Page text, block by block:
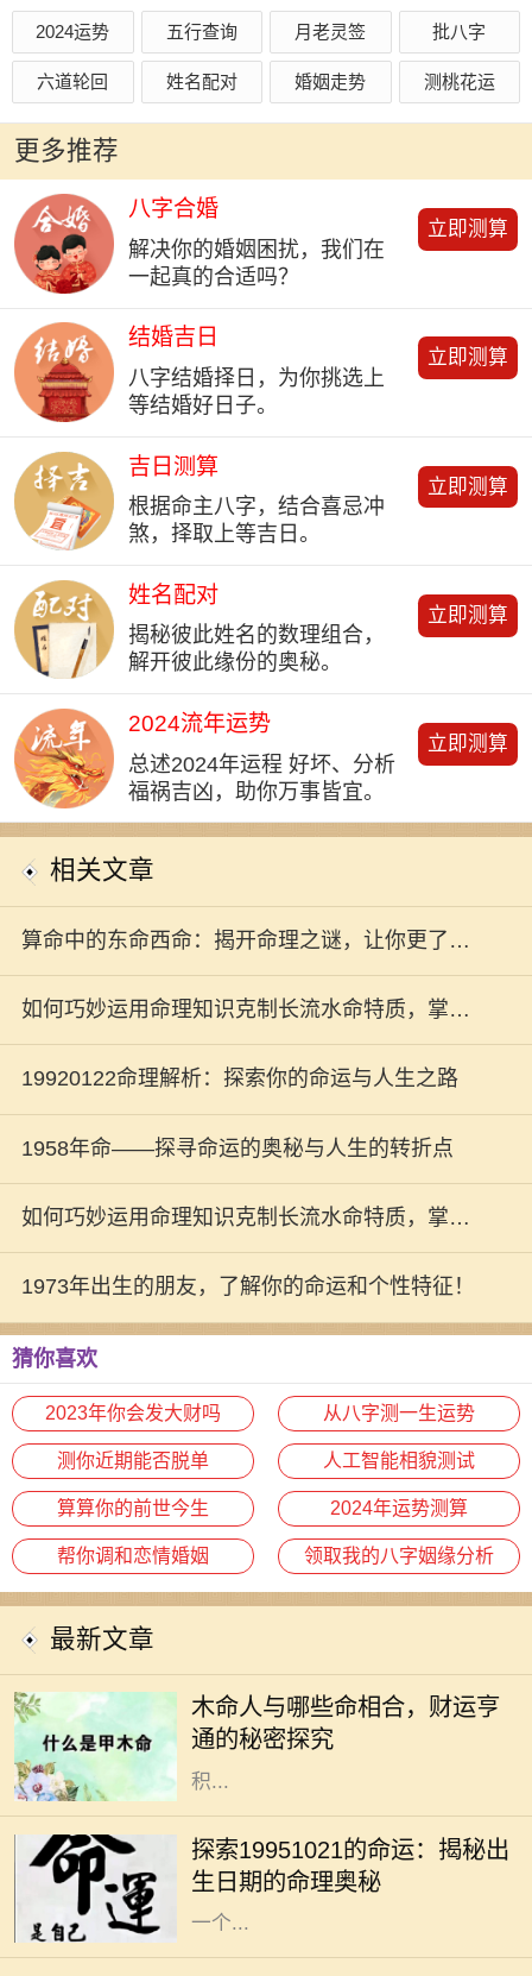
2024运势 五行查询 月老灵签 批八字
六道轮回 姓名配对 婚姻走势 测桃花运
更多推荐
八字合婚
解决你的婚姻困扰，我们在
一起真的合适吗？
立即测算
结婚吉日
八字结婚择日，为你挑选上
等结婚好日子。
立即测算
吉日测算
根据命主八字，结合喜忌冲
煞，择取上等吉日。
立即测算
姓名配对
揭秘彼此姓名的数理组合，
解开彼此缘份的奥秘。
立即测算
2024流年运势
总述2024年运程 好坏、分析
福祸吉凶，助你万事皆宜。
立即测算
相关文章
算命中的东命西命：揭开命理之谜，让你更了解
生活之道
如何巧妙运用命理知识克制长流水命特质，掌控
人生的方向与命运
19920122命理解析：探索你的命运与人生之路
1958年命——探寻命运的奥秘与人生的转折点
如何巧妙运用命理知识克制长流水命特质，掌控
人生的方向与命运
1973年出生的朋友，了解你的命运和个性特征！
猜你喜欢
2023年你会发大财吗 从八字测一生运势
测你近期能否脱单 人工智能相貌测试
算算你的前世今生 2024年运势测算
帮你调和恋情婚姻 领取我的八字姻缘分析
最新文章
木命人与哪些命相合，财运亨
通的秘密探究
望，他们的性格多半温和、善良、乐
于助人。然而，木命人的财运虽然有
其独特优势，但若要实现更大的财富
积...
探索19951021的命运：揭秘出
生日期的命理奥秘
每个人都有自己独特的生命轨迹，而
命理学恰恰能够帮助我们看清自己生
命中的某些特质与潜力。1995年10
月21日这个特别的日期，不仅代表着
一个...
在现代社会，人与人之间的关系愈发
复杂，个体在追求物质利益的同时，